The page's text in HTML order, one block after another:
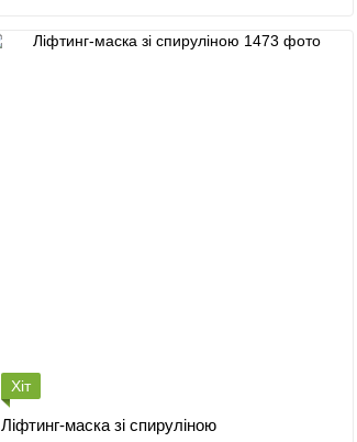
Хіт
Ліфтинг-маска зі спируліною